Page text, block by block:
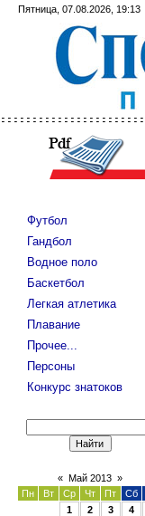
Пятница, 07.08.2026, 19:13
Футбол
Гандбол
Водное поло
Баскетбол
Легкая атлетика
Плавание
Прочее...
Персоны
Конкурс знатоков
« Май 2013 »
Пн
Вт Ср Чт Пт Сб
1
2 3 4